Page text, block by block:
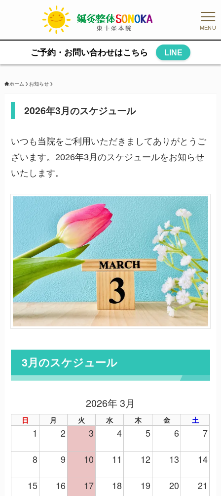
MENU
ご予約・お問い合わせはこちら LINE
ホーム お知らせ
2026年3月のスケジュール
いつも当院をご利用いただきましてありがとうご
ざいます。2026年3月のスケジュールをお知らせ
いたします。
3月のスケジュール
2026年 3月
日 月 火 水 木 金 土
1 2 3 4 5 6 7
8 9 10 11 12 13 14
15 16 17 18 19 20 21